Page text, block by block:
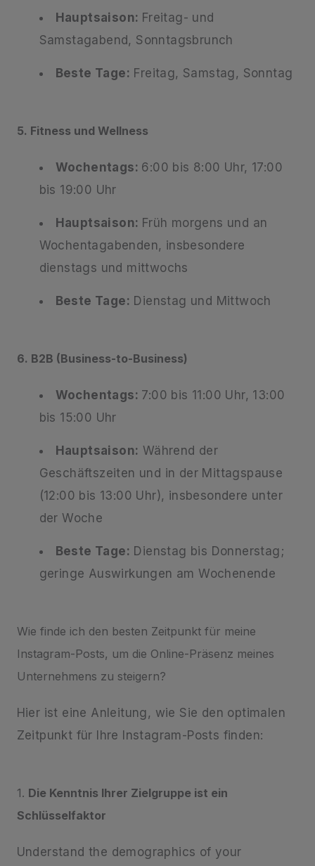
Hauptsaison: Freitag- und
Samstagabend, Sonntagsbrunch
Beste Tage: Freitag, Samstag, Sonntag
5. Fitness und Wellness
Wochentags: 6:00 bis 8:00 Uhr, 17:00
bis 19:00 Uhr
Hauptsaison: Früh morgens und an
Wochentagabenden, insbesondere
dienstags und mittwochs
Beste Tage: Dienstag und Mittwoch
6. B2B (Business-to-Business)
Wochentags: 7:00 bis 11:00 Uhr, 13:00
bis 15:00 Uhr
Hauptsaison: Während der
Geschäftszeiten und in der Mittagspause
(12:00 bis 13:00 Uhr), insbesondere unter
der Woche
Beste Tage: Dienstag bis Donnerstag;
geringe Auswirkungen am Wochenende
Wie finde ich den besten Zeitpunkt für meine
Instagram-Posts, um die Online-Präsenz meines
Unternehmens zu steigern?
Hier ist eine Anleitung, wie Sie den optimalen
Zeitpunkt für Ihre Instagram-Posts finden:
1. Die Kenntnis Ihrer Zielgruppe ist ein
Schlüsselfaktor
Understand the demographics of your